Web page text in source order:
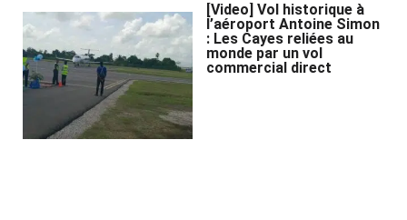
[Video] Vol historique à
l’aéroport Antoine Simon
: Les Cayes reliées au
monde par un vol
commercial direct